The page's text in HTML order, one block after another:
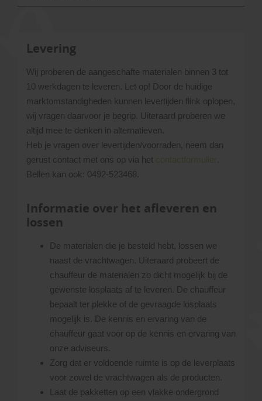
Levering
Wij proberen de aangeschafte materialen binnen 3 tot
10 werkdagen te leveren. Let op! Door de huidige
marktomstandigheden kunnen levertijden flink oplopen,
wij vragen daarvoor je begrip. Uiteraard proberen we
altijd mee te denken in alternatieven.
Heb je vragen over levertijden/voorraden, neem dan
gerust contact met ons op via het contactformulier
Bellen kan ook: 0492-523468.
Informatie over het afleveren en
lossen
De materialen die je besteld hebt, lossen we
naast de vrachtwagen. Uiteraard probeert de
chauffeur de materialen zo dicht mogelijk bij de
gewenste losplaats af te leveren. De chauffeur
bepaalt ter plekke of de gevraagde losplaats
mogelijk is. De kennis en ervaring van de
chauffeur gaat voor op de kennis en ervaring van
onze adviseurs.
Zorg dat er voldoende ruimte is op de leverplaats
voor zowel de vrachtwagen als de producten.
Laat de pakketten op een vlakke ondergrond